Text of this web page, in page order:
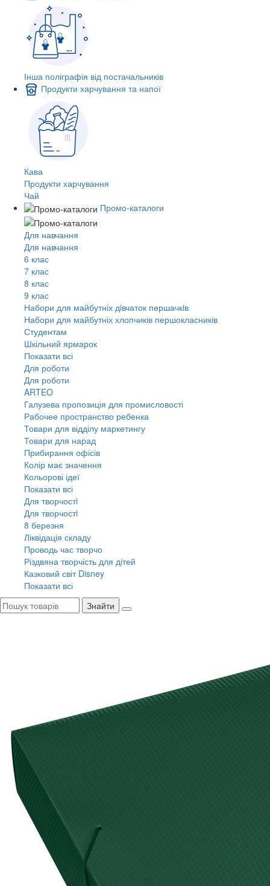
Інша поліграфія від постачальників
Продукти харчування та напої
Кава
Продукти харчування
Чай
Промо-каталоги
Для навчання
Для навчання
6 клас
7 клас
8 клас
9 клас
Набори для майбутніх дiвчаток першачкiв
Набори для майбутніх хлопчиків першокласників
Студентам
Шкільний ярмарок
Показати всі
Для роботи
Для роботи
ARTEO
Галузева пропозиція для промисловості
Рабочее пространство ребенка
Товари для відділу маркетингу
Товари для нарад
Прибирання офісів
Колір має значення
Кольорові ідеї
Показати всі
Для творчостi
Для творчостi
8 березня
Ліквідація складу
Проводь час творчо
Різдвяна творчість для дітей
Казковий світ Disney
Показати всі
Знайти